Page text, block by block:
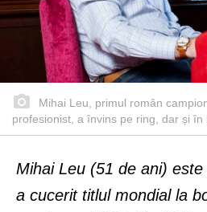
Mihai Leu, primul român
profesionist, a învins pe ring, dar și în
Mihai Leu (51 de ani)
a cucerit titlul mondial la